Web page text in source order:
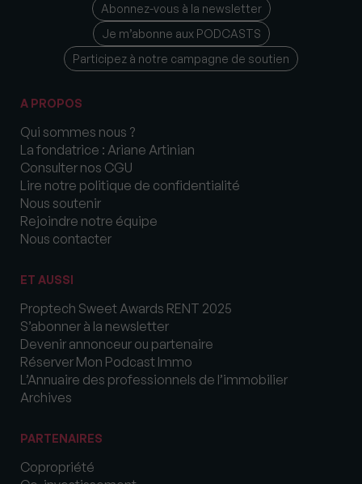
Abonnez-vous à la newsletter
Je m’abonne aux PODCASTS
Participez à notre campagne de soutien
A PROPOS
Qui sommes nous ?
La fondatrice : Ariane Artinian
Consulter nos CGU
Lire notre politique de confidentialité
Nous soutenir
Rejoindre notre équipe
Nous contacter
ET AUSSI
Proptech Sweet Awards RENT 2025
S’abonner à la newsletter
Devenir annonceur ou partenaire
Réserver Mon Podcast Immo
L’Annuaire des professionnels de l’immobilier
Archives
PARTENAIRES
Copropriété